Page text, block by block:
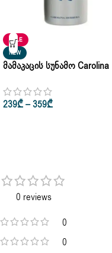
SALE
NEW
Მამაკაცის Სუნამო Carolina
• 100ml
239₾–359₾
0 reviews
0
0